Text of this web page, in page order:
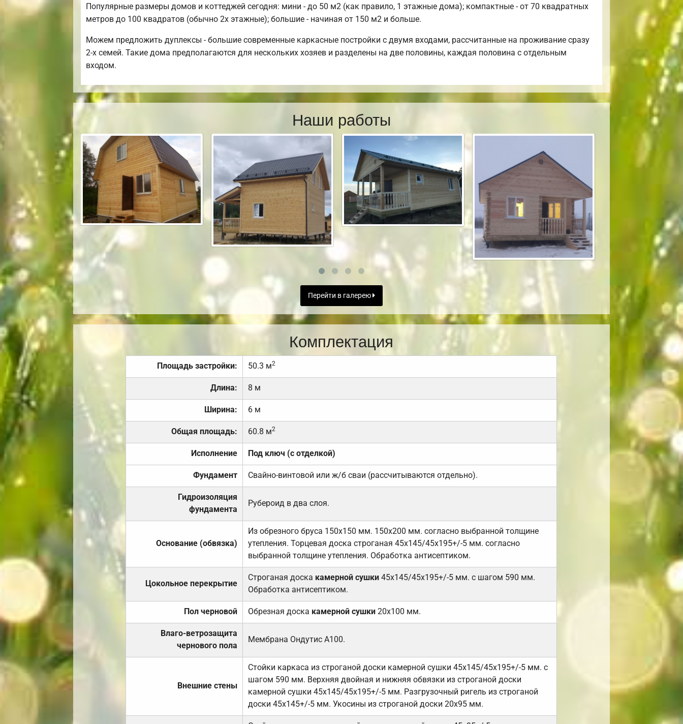
Популярные размеры домов и коттеджей сегодня: мини - до 50 м2 (как правило, 1 этажные дома); компактные - от 70 квадратных
метров до 100 квадратов (обычно 2х этажные); большие - начиная от 150 м2 и больше.
Можем предложить дуплексы - большие современные каркасные постройки с двумя входами, рассчитанные на проживание сразу
2-х семей. Такие дома предполагаются для нескольких хозяев и разделены на две половины, каждая половина с отдельным
входом.
Наши работы
Перейти в галерею
Комплектация
Площадь застройки: 50.3 м2
Длина: 8 м
Ширина: 6 м
Общая площадь: 60.8 м2
Исполнение Под ключ (с отделкой)
Фундамент Свайно-винтовой или ж/б сваи (рассчитываются отдельно).
Гидроизоляция
фундамента
Рубероид в два слоя.
Основание (обвязка)
Из обрезного бруса 150х150 мм. 150х200 мм. согласно выбранной толщине
утепления. Торцевая доска строганая 45х145/45х195+/-5 мм. согласно
выбранной толщине утепления. Обработка антисептиком.
Цокольное перекрытие
Строганая доска камерной сушки 45х145/45х195+/-5 мм. с шагом 590 мм.
Обработка антисептиком.
Пол черновой Обрезная доска камерной сушки20х100 мм.
Влаго-ветрозащита
чернового пола
Мембрана Ондутис А100.
Внешние стены
Стойки каркаса из строганой доски камерной сушки 45х145/45х195+/-5 мм. с
шагом 590 мм. Верхняя двойная и нижняя обвязки из строганой доски
камерной сушки 45х145/45х195+/-5 мм. Разгрузочный ригель из строганой
доски 45х145+/-5 мм. Укосины из строганой доски 20х95 мм.